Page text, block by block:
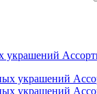
украшений